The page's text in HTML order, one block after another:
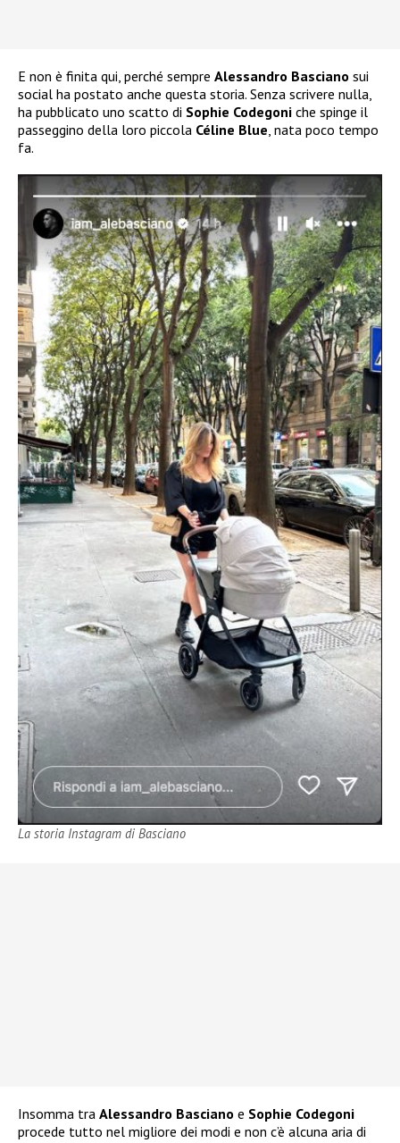
E non è finita qui, perché sempre Alessandro Basciano sui
social ha postato anche questa storia. Senza scrivere nulla,
ha pubblicato uno scatto di Sophie Codegoni che spinge il
passeggino della loro piccola Céline Blue, nata poco tempo
fa.
La storia Instagram di Basciano
Insomma tra Alessandro Basciano e Sophie Codegoni
procede tutto nel migliore dei modi e non c’è alcuna aria di